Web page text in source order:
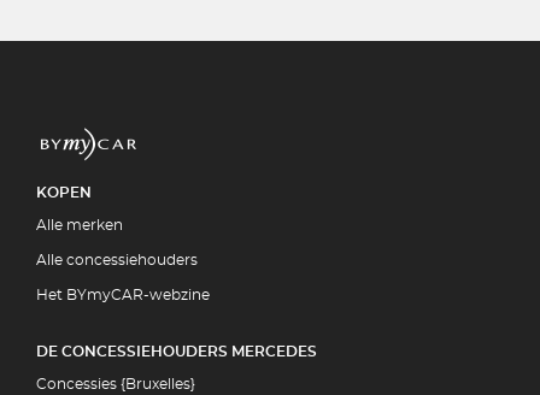
KOPEN
Alle merken
Alle concessiehouders
Het BYmyCAR-webzine
DE CONCESSIEHOUDERS MERCEDES
Concessies {Bruxelles}